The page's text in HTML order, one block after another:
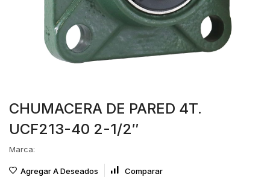
CHUMACERA DE PARED 4T.
UCF213-40 2-1/2″
Marca:
Agregar A Deseados Comparar